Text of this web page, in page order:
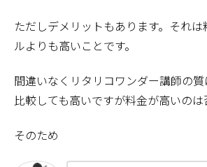
ただしデメリットもあります。それ
ルよりも高いことです。
間違いなくリタリコワンダー講師の
比較しても高いですが料金が高いのは
そのため